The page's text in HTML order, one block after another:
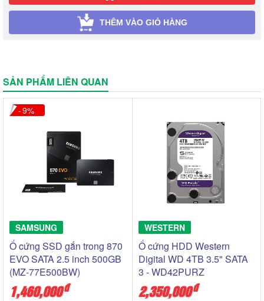
THÊM VÀO GIỎ HÀNG
SẢN PHẨM LIÊN QUAN
9
SAMSUNG
Ổ cứng SSD gắn trong 870
EVO SATA 2.5 inch 500GB
(MZ-77E500BW)
1,460,000đ
WESTERN
Ổ cứng HDD Western
Digital WD 4TB 3.5" SATA
3 - WD42PURZ
2,350,000đ